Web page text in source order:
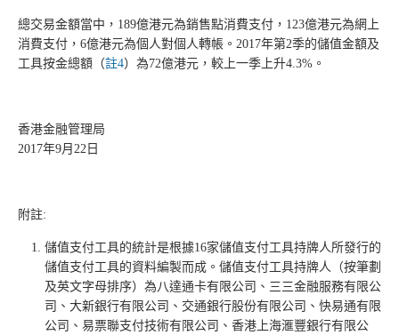
總交易金額當中，189億港元為銷售點消費支付，123億港元為網上
消費支付，6億港元為個人對個人轉帳。2017年第2季的儲值金額及
工具按金總額（註4）為72億港元，較上一季上升4.3%。
香港金融管理局
2017年9月22日
附註:
儲值支付工具的統計是根據16家儲值支付工具持牌人所發行的
儲值支付工具的資料編製而成。儲值支付工具持牌人（按筆劃
及英文字母排序）為八達通卡有限公司、三三金融服務有限公
司、大新銀行有限公司、交通銀行股份有限公司、快易通有限
公司、易票聯支付技術有限公司、香港上海滙豐銀行有限公